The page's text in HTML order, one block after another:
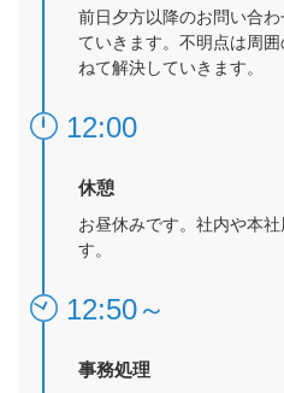
前日夕方以降のお問い合
ていきます。不明点は周
ねて解決していきます。
12:00
休憩
お昼休みです。社内や本
す。
12:50～
事務処理